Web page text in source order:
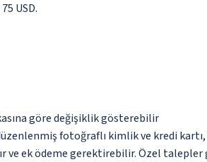
USD.
göre değişiklik gösterebilir
fotoğraflı kimlik ve kredi
ve ek ödeme gerektirebilir. Özel